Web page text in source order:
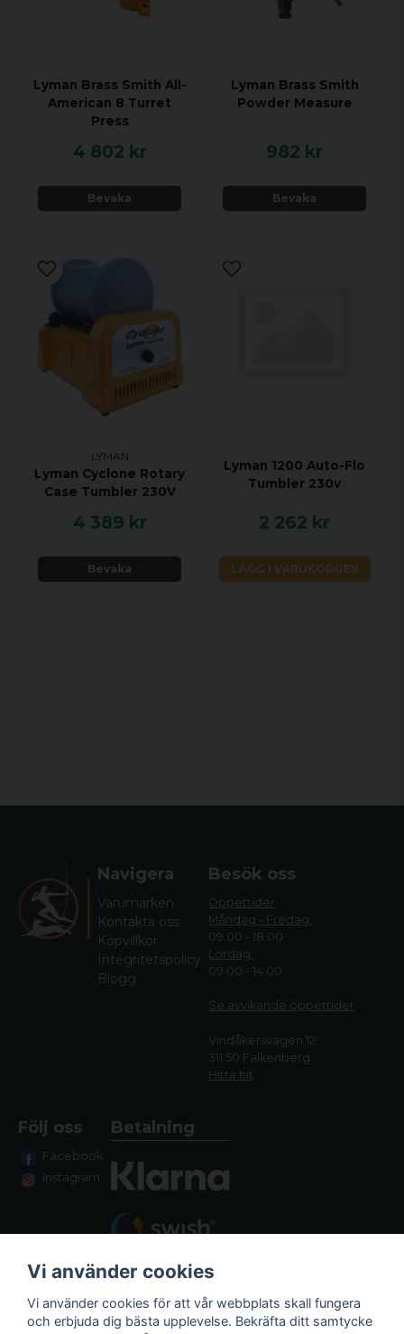
Lyman Brass Smith All-
American 8 Turret
Press
4 802 kr
Bevaka
Lyman Brass Smith
Powder Measure
982 kr
Bevaka
LYMAN
Lyman Cyclone Rotary
Case Tumbler 230V
4 389 kr
Bevaka
Lyman 1200 Auto-Flo
Tumbler 230v
2 262 kr
LÄGG I VARUKORGEN
Navigera
Varumärken
Kontakta oss
Köpvillkor
Integritetspolicy
Blogg
Besök oss
Öppettider
Måndag - Fredag:
09.00 - 18.00
Lördag:
09.00 - 14.00
Se avvikande öppettider
Vindåkersvägen 12,
311 50 Falkenberg
Hitta hit
Följ oss
Facebook
Instagram
Betalning
Vi använder cookies
Vi använder cookies för att vår webbplats skall fungera
och erbjuda dig bästa upplevelse. Bekräfta ditt samtycke